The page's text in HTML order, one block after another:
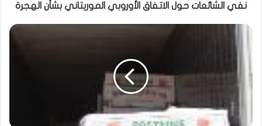
نفي الشائعات حول الاتفاق الأوروبي الموريتاني بشأن الهجرة